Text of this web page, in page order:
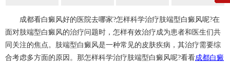
成都看白癜风好的医院去哪家?怎样科学治疗肢端型白癜风呢?在
面对肢端型白癜风的治疗问题时，怎样有效治疗成为患者和医生们共
同关注的焦点。肢端型白癜风是一种常见的皮肤疾病，其治疗需要综
合考虑多方面的原因。那怎样科学治疗肢端型白癜风呢?看看成都白癜